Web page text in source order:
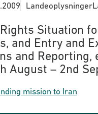
Landeoplysninger
Situation
and Entry and
and
August – 2nd
mission to Iran